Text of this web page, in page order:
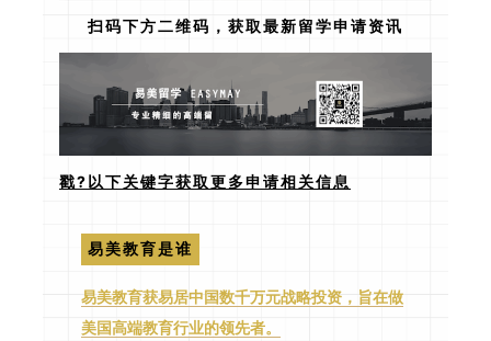
扫码下方二维码，获取最新留学申请资讯
戳?以下关键字获取更多申请相关信息
易美教育是谁
易美教育获易居中国数千万元战略投资，旨在做
美国高端教育行业的领先者。